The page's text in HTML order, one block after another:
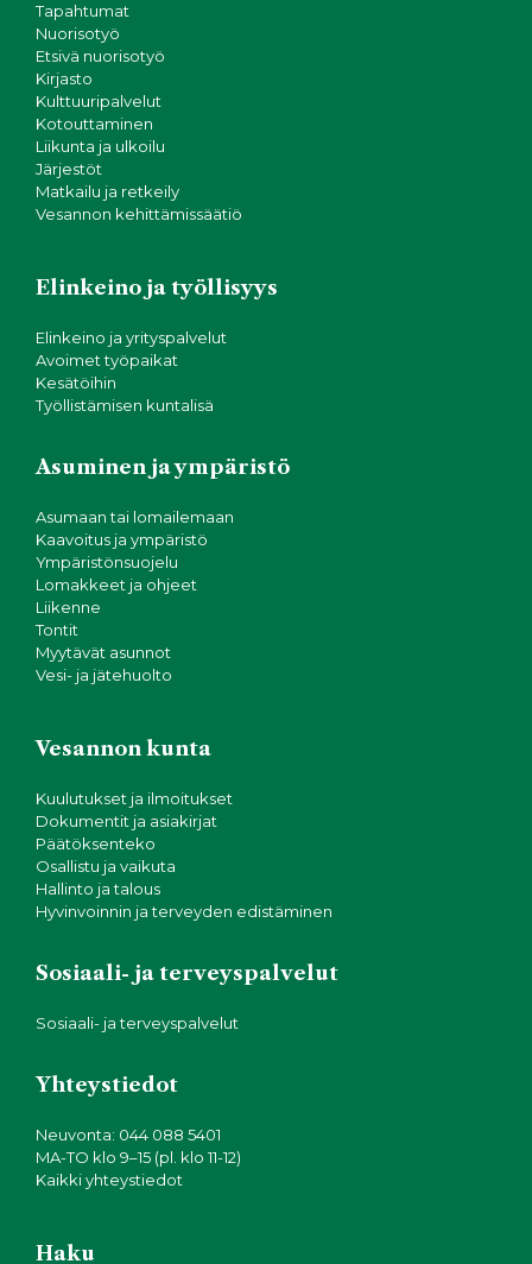
Tapahtumat
Nuorisotyö
Etsivä nuorisotyö
Kirjasto
Kulttuuripalvelut
Kotouttaminen
Liikunta ja ulkoilu
Järjestöt
Matkailu ja retkeily
Vesannon kehittämissäätiö
Elinkeino ja työllisyys
Elinkeino ja yrityspalvelut
Avoimet työpaikat
Kesätöihin
Työllistämisen kuntalisä
Asuminen ja ympäristö
Asumaan tai lomailemaan
Kaavoitus ja ympäristö
Ympäristönsuojelu
Lomakkeet ja ohjeet
Liikenne
Tontit
Myytävät asunnot
Vesi- ja jätehuolto
Vesannon kunta
Kuulutukset ja ilmoitukset
Dokumentit ja asiakirjat
Päätöksenteko
Osallistu ja vaikuta
Hallinto ja talous
Hyvinvoinnin ja terveyden edistäminen
Sosiaali- ja terveyspalvelut
Sosiaali- ja terveyspalvelut
Yhteystiedot
Neuvonta: 044 088 5401
MA-TO klo 9–15 (pl. klo 11-12)
Kaikki yhteystiedot
Haku